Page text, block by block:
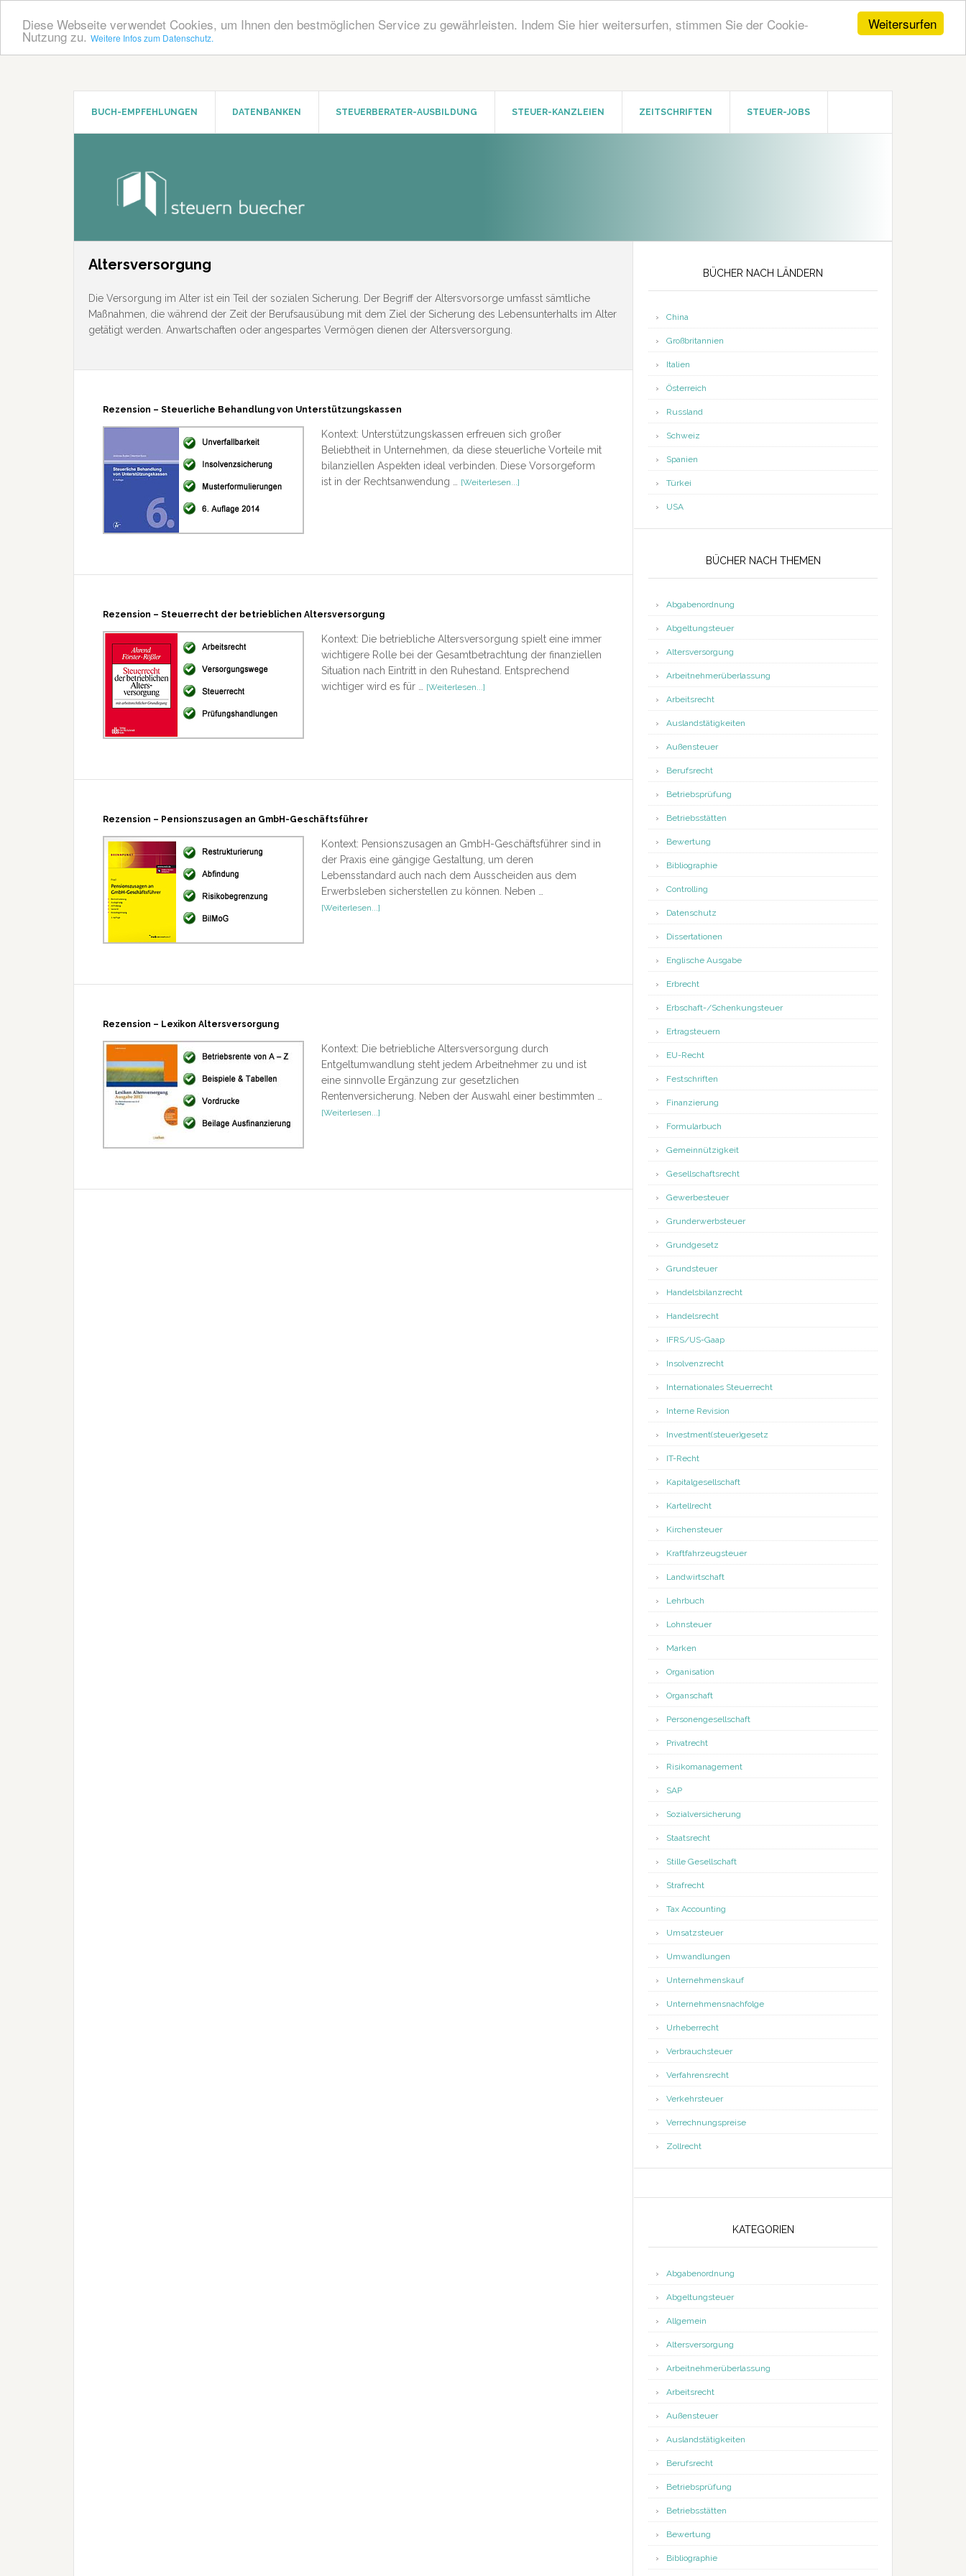
Weitersurfen
Diese Webseite verwendet Cookies, um Ihnen den bestmöglichen Service zu gewährleisten. Indem Sie hier weitersurfen, stimmen Sie der Cookie-
Nutzung zu. Weitere Infos zum Datenschutz.
Zum
Zur
BUCH-EMPFEHLUNGEN DATENBANKEN STEUERBERATER-AUSBILDUNG STEUER-KANZLEIEN ZEITSCHRIFTEN STEUER-JOBS
Altersversorgung
Die Versorgung im Alter ist ein Teil der sozialen Sicherung. Der Begriff der Altersvorsorge umfasst sämtliche
Maßnahmen, die während der Zeit der Berufsausübung mit dem Ziel der Sicherung des Lebensunterhalts im Alter
getätigt werden. Anwartschaften oder angespartes Vermögen dienen der Altersversorgung.
Rezension – Steuerliche Behandlung von Unterstützungskassen
Kontext: Unterstützungskassen erfreuen sich großer
Beliebtheit in Unternehmen, da diese steuerliche Vorteile mit
bilanziellen Aspekten ideal verbinden. Diese Vorsorgeform
ist in der Rechtsanwendung …
[Weiterlesen...]
Rezension – Steuerrecht der betrieblichen Altersversorgung
Kontext: Die betriebliche Altersversorgung spielt eine immer
wichtigere Rolle bei der Gesamtbetrachtung der finanziellen
Situation nach Eintritt in den Ruhestand. Entsprechend
wichtiger wird es für …
[Weiterlesen...]
Rezension – Pensionszusagen an GmbH-Geschäftsführer
Kontext: Pensionszusagen an GmbH-Geschäftsführer sind in
der Praxis eine gängige Gestaltung, um deren
Lebensstandard auch nach dem Ausscheiden aus dem
Erwerbsleben sicherstellen zu können. Neben …
[Weiterlesen...]
Rezension – Lexikon Altersversorgung
Kontext: Die betriebliche Altersversorgung durch
Entgeltumwandlung steht jedem Arbeitnehmer zu und ist
eine sinnvolle Ergänzung zur gesetzlichen
Rentenversicherung. Neben der Auswahl einer bestimmten …
[Weiterlesen...]
BÜCHER NACH LÄNDERN
China
Großbritannien
Italien
Österreich
Russland
Schweiz
Spanien
Türkei
USA
BÜCHER NACH THEMEN
Abgabenordnung
Abgeltungsteuer
Altersversorgung
Arbeitnehmerüberlassung
Arbeitsrecht
Auslandstätigkeiten
Außensteuer
Berufsrecht
Betriebsprüfung
Betriebsstätten
Bewertung
Bibliographie
Controlling
Datenschutz
Dissertationen
Englische Ausgabe
Erbrecht
Erbschaft-/Schenkungsteuer
Ertragsteuern
EU-Recht
Festschriften
Finanzierung
Formularbuch
Gemeinnützigkeit
Gesellschaftsrecht
Gewerbesteuer
Grunderwerbsteuer
Grundgesetz
Grundsteuer
Handelsbilanzrecht
Handelsrecht
IFRS/US-Gaap
Insolvenzrecht
Internationales Steuerrecht
Interne Revision
Investment(steuer)gesetz
IT-Recht
Kapitalgesellschaft
Kartellrecht
Kirchensteuer
Kraftfahrzeugsteuer
Landwirtschaft
Lehrbuch
Lohnsteuer
Marken
Organisation
Organschaft
Personengesellschaft
Privatrecht
Risikomanagement
SAP
Sozialversicherung
Staatsrecht
Stille Gesellschaft
Strafrecht
Tax Accounting
Umsatzsteuer
Umwandlungen
Unternehmenskauf
Unternehmensnachfolge
Urheberrecht
Verbrauchsteuer
Verfahrensrecht
Verkehrsteuer
Verrechnungspreise
Zollrecht
KATEGORIEN
Abgabenordnung
Abgeltungsteuer
Allgemein
Altersversorgung
Arbeitnehmerüberlassung
Arbeitsrecht
Außensteuer
Auslandstätigkeiten
Berufsrecht
Betriebsprüfung
Betriebsstätten
Bewertung
Bibliographie